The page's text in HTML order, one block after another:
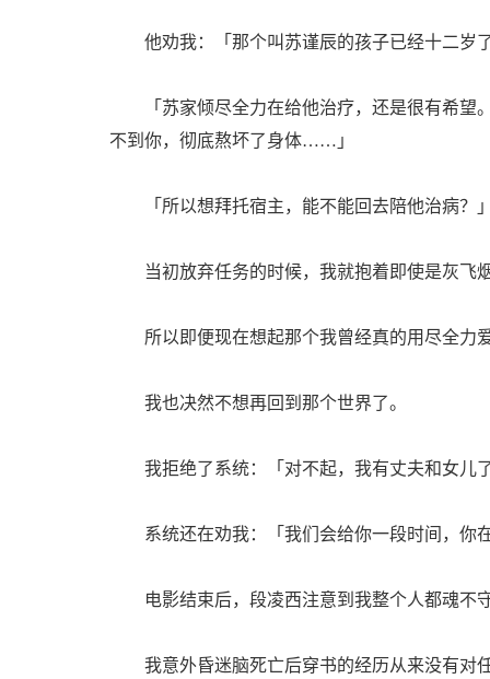
他劝我：「那个叫苏谨辰的孩子已经十二
「苏家倾尽全力在给他治疗，还是很有希望
不到你，彻底熬坏了身体……」
「所以想拜托宿主，能不能回去陪他治病？
当初放弃任务的时候，我就抱着即使是灰飞
所以即便现在想起那个我曾经真的用尽全力
我也决然不想再回到那个世界了。
我拒绝了系统：「对不起，我有丈夫和女儿
系统还在劝我：「我们会给你一段时间，你
电影结束后，段凌西注意到我整个人都魂不
我意外昏迷脑死亡后穿书的经历从来没有对